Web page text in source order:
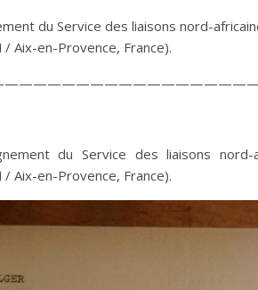
du Service des liaisons nord-
Aix-en-Provence, France).
du Service des liaisons nord-
Aix-en-Provence, France).